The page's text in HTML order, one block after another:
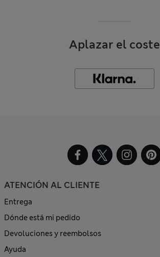
Aplazar el coste
ATENCIÓN AL CLIENTE
Entrega
Dónde está mi pedido
Devoluciones y reembolsos
Ayuda